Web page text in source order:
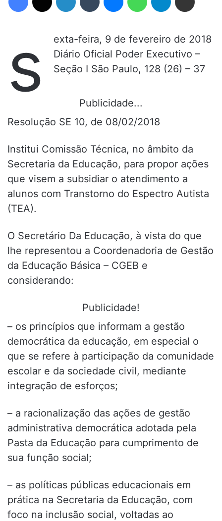
s
exta-feira, 9 de fevereiro de 2018
Diário Oficial Poder Executivo –
Seção I São Paulo, 128 (26) – 37
Publicidade...
Resolução SE 10, de 08/02/2018
Institui Comissão Técnica, no âmbito da
Secretaria da Educação, para propor ações
que visem a subsidiar o atendimento a
alunos com Transtorno do Espectro Autista
(TEA).
O Secretário Da Educação, à vista do que
lhe representou a Coordenadoria de Gestão
da Educação Básica – CGEB e
considerando:
Publicidade!
– os princípios que informam a gestão
democrática da educação, em especial o
que se refere à participação da comunidade
escolar e da sociedade civil, mediante
integração de esforços;
– a racionalização das ações de gestão
administrativa democrática adotada pela
Pasta da Educação para cumprimento de
sua função social;
– as políticas públicas educacionais em
prática na Secretaria da Educação, com
foco na inclusão social, voltadas ao